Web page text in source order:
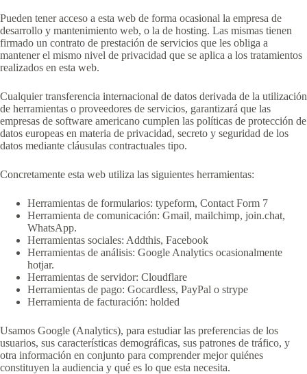
Pueden tener acceso a esta web de forma ocasional la empresa de
desarrollo y mantenimiento web, o la de hosting. Las mismas tienen
firmado un contrato de prestación de servicios que les obliga a
mantener el mismo nivel de privacidad que se aplica a los tratamientos
realizados en esta web.
Cualquier transferencia internacional de datos derivada de la utilización
de herramientas o proveedores de servicios, garantizará que las
empresas de software americano cumplen las políticas de protección de
datos europeas en materia de privacidad, secreto y seguridad de los
datos mediante cláusulas contractuales tipo.
Concretamente esta web utiliza las siguientes herramientas:
Herramientas de formularios: typeform, Contact Form 7
Herramienta de comunicación: Gmail, mailchimp, join.chat,
WhatsApp.
Herramientas sociales: Addthis, Facebook
Herramientas de análisis: Google Analytics ocasionalmente
hotjar.
Herramientas de servidor: Cloudflare
Herramientas de pago: Gocardless, PayPal o strype
Herramienta de facturación: holded
Usamos Google (Analytics), para estudiar las preferencias de los
usuarios, sus características demográficas, sus patrones de tráfico, y
otra información en conjunto para comprender mejor quiénes
constituyen la audiencia y qué es lo que esta necesita.